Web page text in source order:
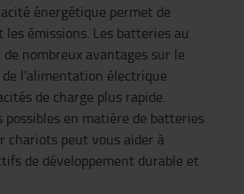
énergétique permet de
émissions. Les batteries au
nombreux avantages sur le
l'alimentation électrique
de charge plus rapide.
possibles en matière de batteries
chariots peut vous aider à
de développement durable et